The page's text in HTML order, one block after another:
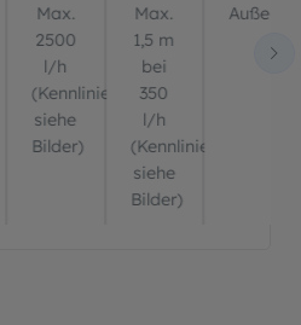
Max.
2500
l/h
(Kennlinie
siehe
Bilder)
Max.
1,5 m
bei
350
l/h
(Kennlinie
siehe
Bilder)